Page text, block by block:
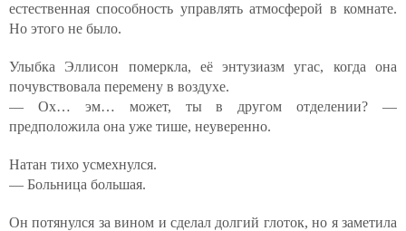
естественная способность управлять атмосферой в комнате.
Но этого не было.
Улыбка Эллисон померкла, её энтузиазм угас, когда она
почувствовала перемену в воздухе.
— Ох… эм… может, ты в другом отделении? —
предположила она уже тише, неуверенно.
Натан тихо усмехнулся.
— Больница большая.
Он потянулся за вином и сделал долгий глоток, но я заметила